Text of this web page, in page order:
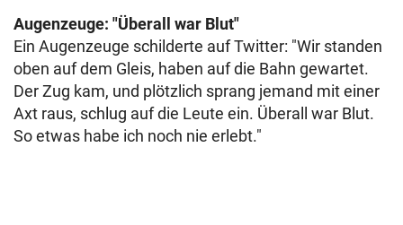
Augenzeuge: "Überall war Blut"
Ein Augenzeuge schilderte auf Twitter: "Wir standen
oben auf dem Gleis, haben auf die Bahn gewartet.
Der Zug kam, und plötzlich sprang jemand mit einer
Axt raus, schlug auf die Leute ein. Überall war Blut.
So etwas habe ich noch nie erlebt."